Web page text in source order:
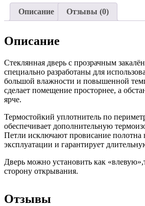
Описание Отзывы (0)
Описание
Стеклянная дверь с прозрачным
специально разработаны для
большой влажности и повышенной
сделает помещение просторнее, а
ярче.
Термостойкий уплотнитель по
обеспечивает дополнительную
Петли исключают провисание полотна
эксплуатации и гарантирует
Дверь можно установить как
сторону открывания.
Отзывы